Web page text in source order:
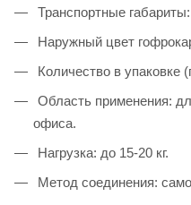
Транспортные
Наружный цвет
Количество в упаковке
Область применения:
офиса.
Нагрузка: до 15-20 кг.
Метод соединения: